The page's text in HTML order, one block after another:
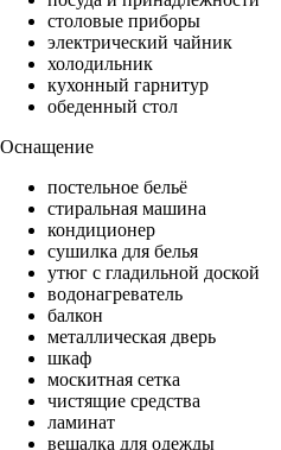
столовые приборы
электрический чайник
холодильник
кухонный гарнитур
обеденный стол
Оснащение
постельное бельё
стиральная машина
кондиционер
сушилка для белья
утюг с гладильной доской
водонагреватель
балкон
металлическая дверь
шкаф
москитная сетка
чистящие средства
ламинат
вешалка для одежды